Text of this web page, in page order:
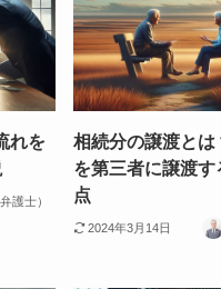
れを
護士）
相続分の譲渡とは
を第三者に譲渡
点
2024年3月14日